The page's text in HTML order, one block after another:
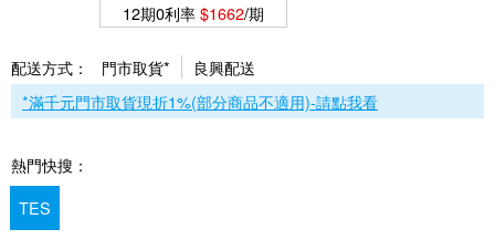
12期0利率$1662/期
配送方式： 門市取貨*
良興配送
*滿千元門市取貨現折1%(部分商品不適用)-請點我看
熱門快搜：
TES